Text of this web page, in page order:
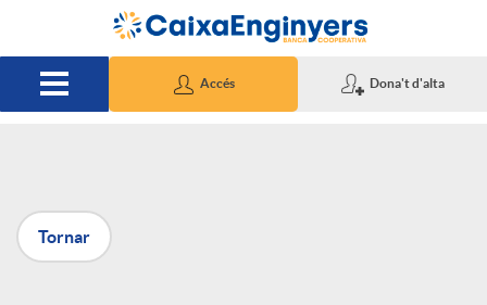
Salta al contingut principal
Accés Dona't d'alta
P
u
Tornar